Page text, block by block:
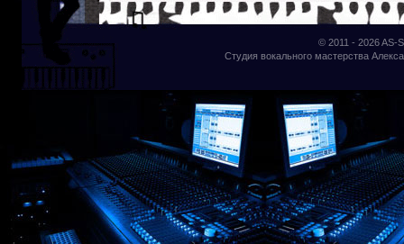
© 2011 - 2026AS-
Студия вокального мастерства